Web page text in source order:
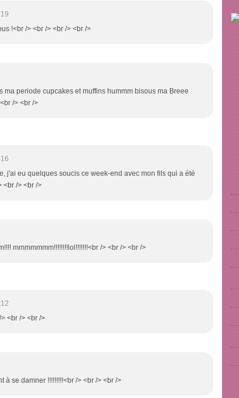
!<br /> <br /> <br /> <br />
ma periode cupcakes et muffins hummm bisous ma Breee
/> <br />
j'ai eu quelques soucis ce week-end avec mon fils qui a été
<br /> <br />
mmmmmmm!!!!!!!!lol!!!!!!!<br /> <br /> <br />
<br /> <br />
à se damner !!!!!!!!!<br /> <br /> <br />